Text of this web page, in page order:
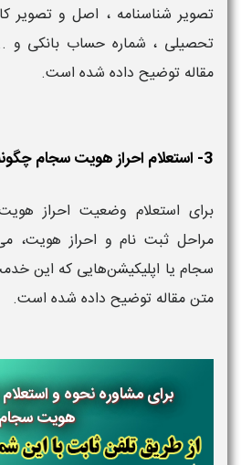
تصویر شناسنامه ، اصل و تصویر
تحصیلی ، شماره حساب بانکی و
مقاله توضیح داده شده است.
3- استعلام احراز هویت سجام چگونه است؟
برای استعلام وضعیت احراز
مراحل ثبت نام و احراز هویت،
سجام یا اپلیکیشن‌هایی که این
متن مقاله توضیح داده شده است.
برای مشاورهنحوه و
هویت سجام